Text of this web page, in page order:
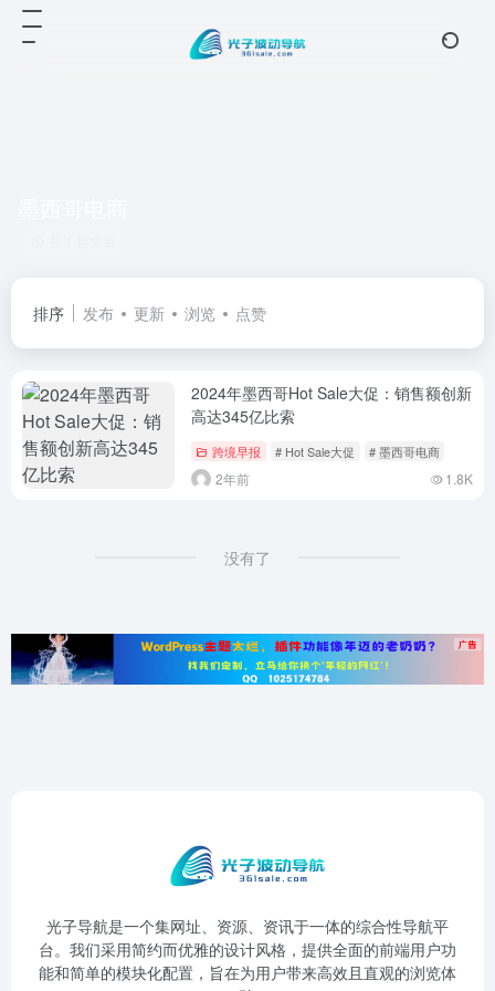
排序 发布 更新 浏览 点赞
2024年墨西哥Hot Sale大促：销售额创新
高达345亿比索
跨境早报 # Hot Sale大促 # 墨西哥电商
2年前 1.8K
没有了
光子导航是一个集网址、资源、资讯于一体的综合性导航平
台。我们采用简约而优雅的设计风格，提供全面的前端用户功
能和简单的模块化配置，旨在为用户带来高效且直观的浏览体